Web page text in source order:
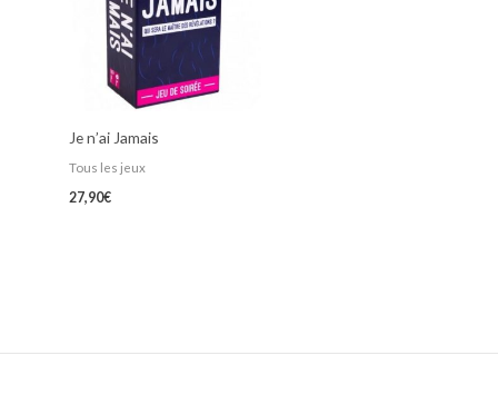
Je n’ai Jamais
Tous les jeux
27,90€